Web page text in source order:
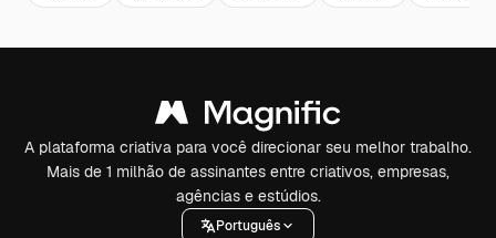
A plataforma criativa para você direcionar seu melhor trabalho.
Mais de 1 milhão de assinantes entre criativos, empresas,
agências e estúdios.
Português